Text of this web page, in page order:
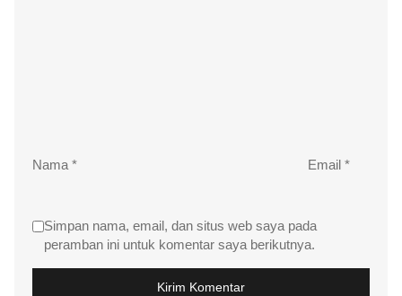
Nama * Email *
Simpan nama, email, dan situs web saya pada
peramban ini untuk komentar saya berikutnya.